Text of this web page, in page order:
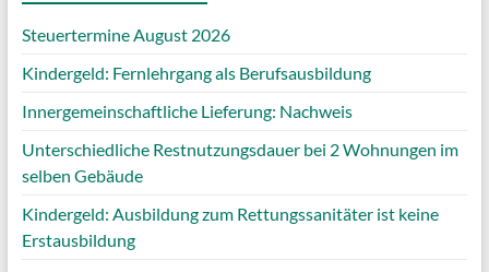
Steuertermine August 2026
Kindergeld: Fernlehrgang als Berufsausbildung
Innergemeinschaftliche Lieferung: Nachweis
Unterschiedliche Restnutzungsdauer bei 2 Wohnungen im
selben Gebäude
Kindergeld: Ausbildung zum Rettungssanitäter ist keine
Erstausbildung